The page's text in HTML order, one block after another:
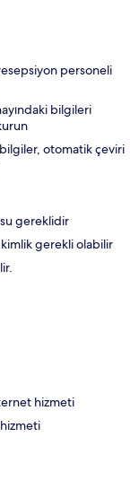
personeli
bilgileri
otomatik çeviri
gereklidir
gerekli olabilir
hizmeti